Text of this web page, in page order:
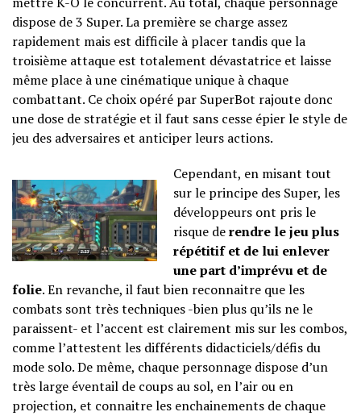
dispose de 3 Super. La première se charge assez
rapidement mais est difficile à placer tandis que la
troisième attaque est totalement dévastatrice et laisse
même place à une cinématique unique à chaque
combattant. Ce choix opéré par SuperBot rajoute donc
une dose de stratégie et il faut sans cesse épier le style de
jeu des adversaires et anticiper leurs actions.
Cependant, en misant tout
sur le principe des Super, les
développeurs ont pris le
risque derendre le jeu plus
répétitif et de lui enlever
une part d’imprévu et de
folie. En revanche, il faut bien reconnaitre que les
combats sont très techniques -bien plus qu’ils ne le
paraissent- et l’accent est clairement mis sur les combos,
comme l’attestent les différents didacticiels/défis du
mode solo. De même, chaque personnage dispose d’un
très large éventail de coups au sol, en l’air ou en
projection, et connaitre les enchainements de chaque